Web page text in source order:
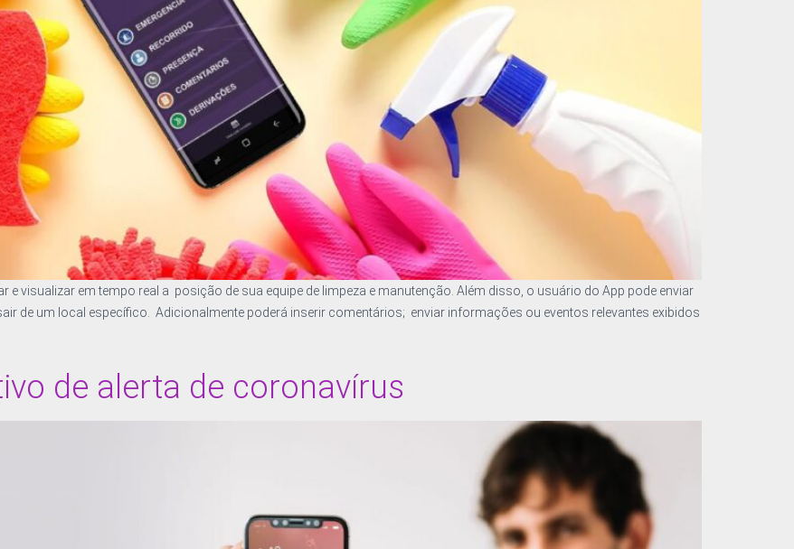
e visualizar em tempo real a posição de sua equipe de limpeza e manutenção. Além disso, o usuário do App pode enviar
de um local específico. Adicionalmente poderá inserir comentários; enviar informações ou eventos relevantes exibidos
de alerta de coronavírus